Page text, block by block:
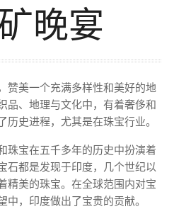
晚宴
赞美一个充满多样性和美好的地
品、地理与文化中，有着奢侈和
史进程，尤其是在珠宝行业。
珠宝在五千多年的历史中扮演着
石都是发现于印度，几个世纪以
精美的珠宝。在全球范围内对宝
，印度做出了宝贵的贡献。